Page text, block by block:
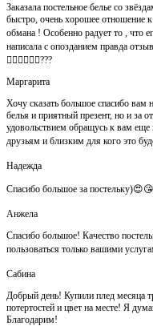
Заказала постельное белье со
быстро, очень хорошее отношение
обмана ! Особенно радует то , что
написала с опозданием правда
👌🏻👌🏻👌🏻???
Маргарита
Хочу сказать большое спасибо вам
белья и приятный презент, но и за
удовольствием обращусь к вам еще
друзьям и близким для кого это
Надежда
Спасибо большое за
Анжела
Спасибо большое! Качество
пользоваться только вашими
Сабина
Добрый день! Купили плед месяца
потертостей и цвет на месте! Я
Благодарим!